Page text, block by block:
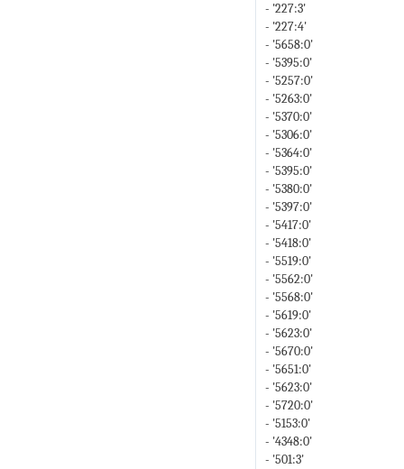
- '227:3'
- '227:4'
- '5658:0'
- '5395:0'
- '5257:0'
- '5263:0'
- '5370:0'
- '5306:0'
- '5364:0'
- '5395:0'
- '5380:0'
- '5397:0'
- '5417:0'
- '5418:0'
- '5519:0'
- '5562:0'
- '5568:0'
- '5619:0'
- '5623:0'
- '5670:0'
- '5651:0'
- '5623:0'
- '5720:0'
- '5153:0'
- '4348:0'
- '501:3'